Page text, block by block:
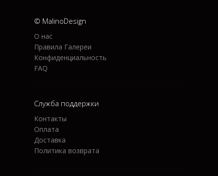
© MalinoDesign
О нас
Правила Галереи
Конфиденциальность
FAQ
Служба поддержки
Контакты
Оплата
Доставка
Политика возврата